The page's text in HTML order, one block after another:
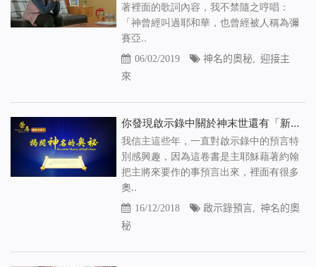
著裡面的歌詞內容，我不禁隨之哼唱：
「神曾經叫過耶和華，也曾經被人稱為彌
賽亞..
06/02/2019 神名的奧秘, 迎接主
來
你發現啟示錄中關於神末世還有「新名」的奧祕了嗎
我信主這些年，一直對啟示錄中的預言特
別感興趣，因為這卷書是主耶穌藉著約翰
把主將來要作的事預言出來，裡面有很多
奧..
16/12/2018 啟示錄預言, 神名的奧
秘